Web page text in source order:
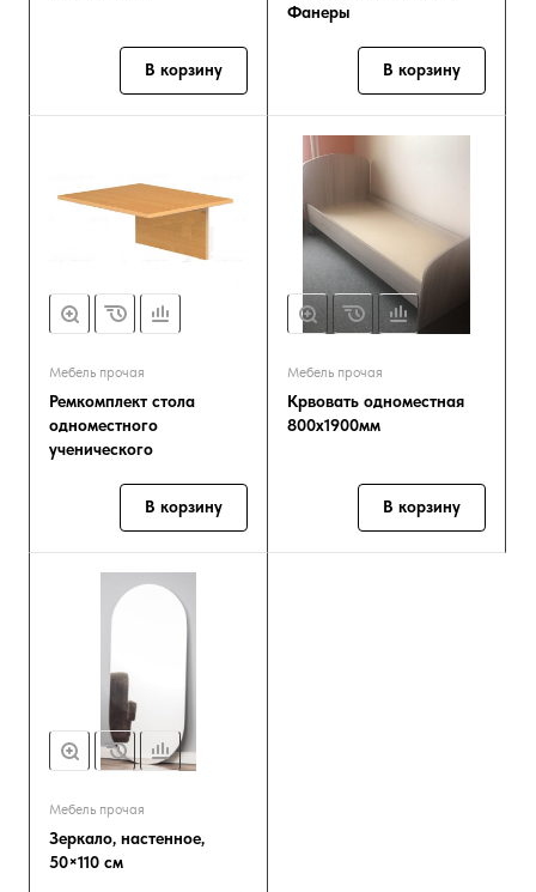
В корзину
Фанеры
В корзину
Мебель прочая
Ремкомплект стола
одноместного
ученического
В корзину
Мебель прочая
Крвовать одноместная
800х1900мм
В корзину
Мебель прочая
Зеркало, настенное,
50×110 см